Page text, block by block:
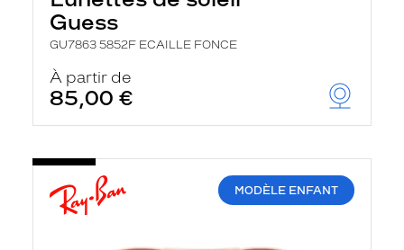
Guess
GU7863 5852F ECAILLE FONCE
À partir de
85,00 €
MODÈLE ENFANT